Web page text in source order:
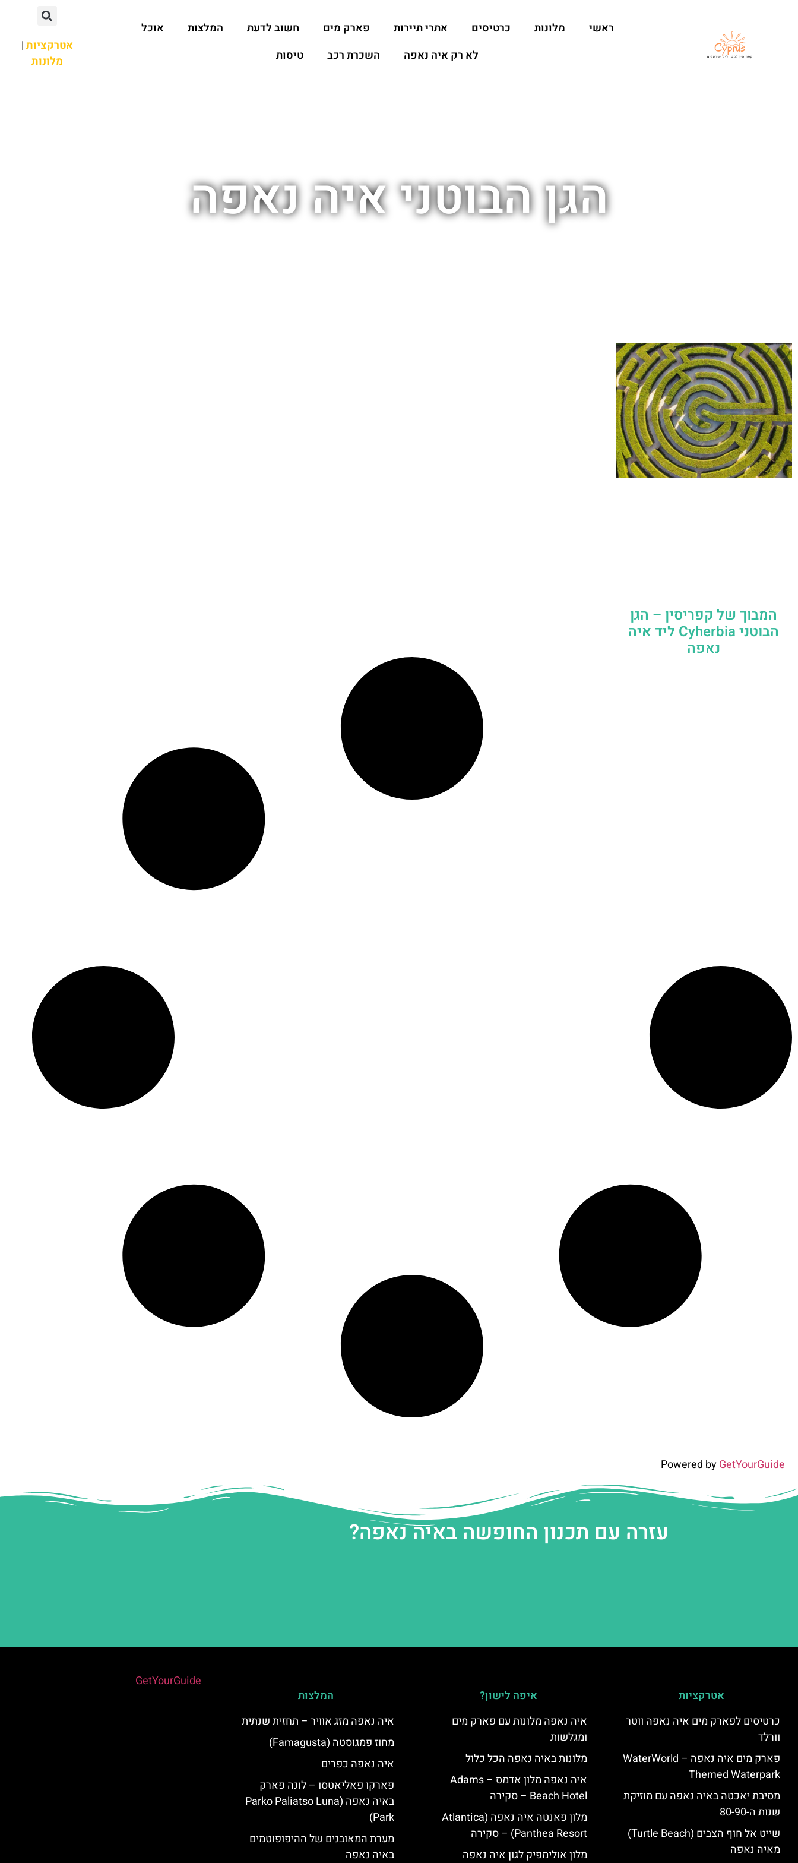
ראשי מלונות כרטיסים אתרי תיירות פארק מים חשוב לדעת המלצות
אוכל
לא רק איה נאפה
השכרת רכב טיסות
אטרקציות|
מלונות
הגן הבוטני איה נאפה
המבוך של קפריסין – הגן
הבוטני Cyherbia‬‬ ליד איה
נאפה
Powered byGetYourGuide
עזרה עם תכנון החופשה באיה נאפה?
אטרקציות
כרטיסים לפארק מים איה נאפה ווטר
וורלד
פארק מים איה נאפה – ‪‪WaterWorld
Themed Waterpark‬‬
מסיבת יאכטה באיה נאפה עם מוזיקת
שנות ה-80-90
שייט אל חוף הצבים (Turtle Beach)
מאיה נאפה
איפה לישון?
איה נאפה מלונות עם פארק מים
ומגלשות
מלונות באיה נאפה הכל כלול
איה נאפה מלון אדמס – Adams
Beach Hotel – סקירה
מלון פאנטה איה נאפה (Atlantica
Panthea Resort) – סקירה
מלון אולימפיק לגון איה נאפה
המלצות
איה נאפה מזג אוויר – תחזית שנתית
מחוז פמגוסטה (Famagusta)
איה נאפה כפרים
פארקו פאליאטסו – לונה פארק
באיה נאפה (‪Parko Paliatso Luna
Park‬)
מערת המאובנים של ההיפופוטמים
באיה נאפה
GetYourGuide